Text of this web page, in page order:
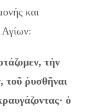
και
Αγίων:
τὴν
τοῦ ῥυσθῆναι
ὁ